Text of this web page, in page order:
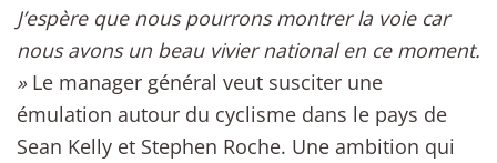
J’espère que nous pourrons montrer la voie car
nous avons un beau vivier national en ce moment.
» Le manager général veut susciter une
émulation autour du cyclisme dans le pays de
Sean Kelly et Stephen Roche. Une ambition qui